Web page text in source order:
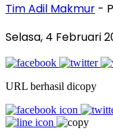
Tim Adil Makmur -
Selasa, 4 Februari
URL berhasil dicopy